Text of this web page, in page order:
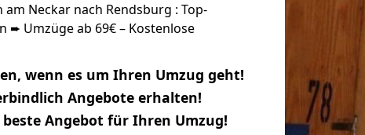
am Neckar nach Rendsburg : Top-
➨ Umzüge ab 69€ – Kostenlose
wenn es um Ihren Umzug geht!
Angebote erhalten!
beste Angebot für Ihren Umzug!